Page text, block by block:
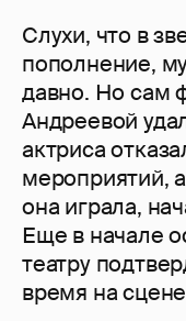
Слухи, что в
пополнение,
давно. Но сам
Андреевой
актриса
мероприятий,
она играла,
Еще в начале
театру
время на